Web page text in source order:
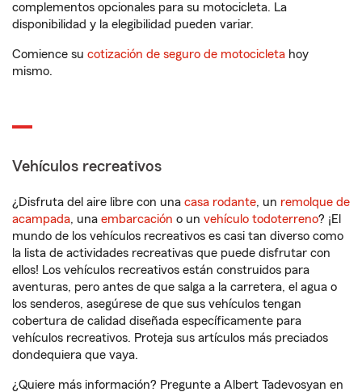
complementos opcionales para su motocicleta. La
disponibilidad y la elegibilidad pueden variar.
Comience su cotización de seguro de motocicleta hoy
mismo.
Vehículos recreativos
¿Disfruta del aire libre con una casa rodante, un remolque de
acampada, una embarcación o un vehículo todoterreno? ¡El
mundo de los vehículos recreativos es casi tan diverso como
la lista de actividades recreativas que puede disfrutar con
ellos! Los vehículos recreativos están construidos para
aventuras, pero antes de que salga a la carretera, el agua o
los senderos, asegúrese de que sus vehículos tengan
cobertura de calidad diseñada específicamente para
vehículos recreativos. Proteja sus artículos más preciados
dondequiera que vaya.
¿Quiere más información? Pregunte a Albert Tadevosyan en